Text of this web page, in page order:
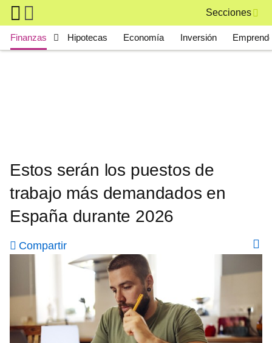
Skip to main content
Secciones
Main navigation
Finanzas Hipotecas Economía Inversión
Estos serán los puestos de
trabajo más demandados en
España durante 2026
Compartir